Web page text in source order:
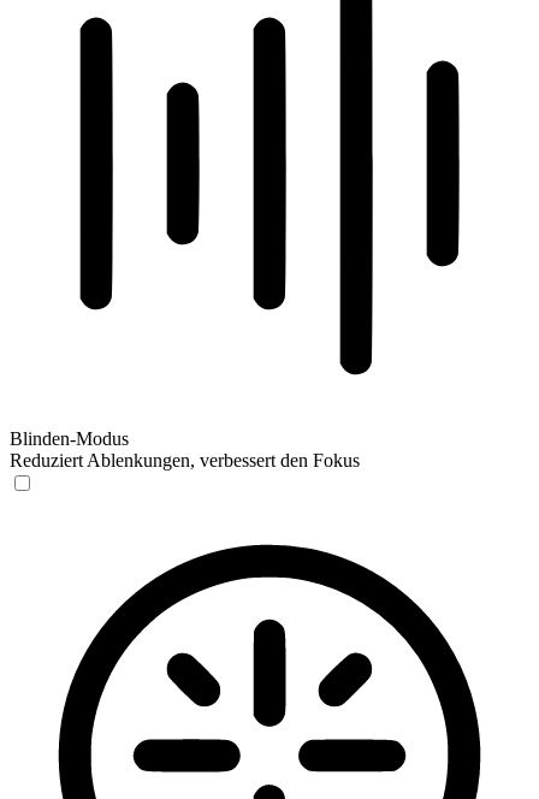
Blinden-Modus
Reduziert Ablenkungen, verbessert den Fokus